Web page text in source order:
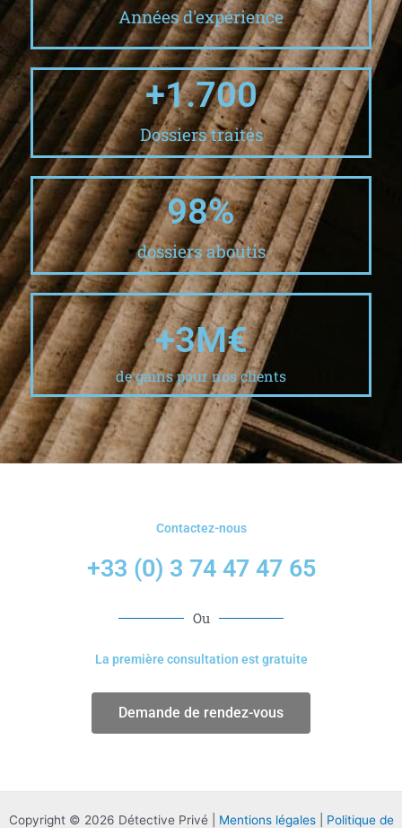
Années d'expérience
Dossiers traités
+1.700
dossiers aboutis
98%
de gains pour nos clients
+3M€
Contactez-nous
+33 (0) 3 74 47 47 65
Ou
La première consultation est gratuite
Demande de rendez-vous
Copyright © 2026 Détective Privé | Mentions légales| Politique de